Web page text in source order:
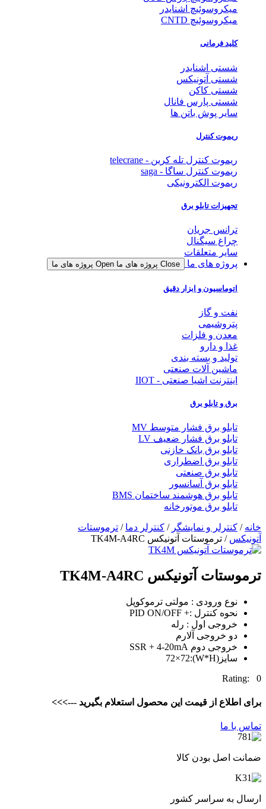
میکروسوئیچ اشنایدر
میکروسوئیچ CNTD
کلید فرمانی
شستی اشنایدر
شستی آتونیکس
شستی کاکن
شستی پارس فانال
سایر پوش باتن ها
ریموت کنترل
ریموت کنترل تله کرین - telecrane
ریموت کنترل ساگا - saga
ریموت الکترونیکی
تجهیزات تابلو برق
ترانس جریان
چراغ سیگنال
سایر متعلقات
پروژه های ما
Close پروژه های ما Open پروژه های ما
اتوماسیون و ابزار دقیق
نفت و گاز
پتروشیمی
معدن و فلزات
غذا و دارو
تولید و بسته بندی
ماشین آلات صنعتی
اینترنت اشیا صنعتی - IIOT
برق و تابلو برق
تابلو برق فشار متوسط MV
تابلو برق فشار ضعیف LV
تابلو برق بانک خازنی
تابلو برق اضطراری
تابلو برق صنعتی
تابلو برق آسانسور
تابلو برق هوشمند ساختمان BMS
تابلو برق موتورخانه
خانه / کنترلر و نمایشگر / کنترلر دما / ترموستات
آتونیکس / ترموستات آتونیکس TK4M-A4RC
ترموستات آتونیکس TK4M-A4RC
نوع ورودی : مولتی ترموکوپل
نحوه کنترل :+ PID ON/OFF
خروجی اول : رله
دو خروجی آلارم
خروجی دوم SSR + 4-20mA
سایز(W*H):72×72
Rating: 0
برای اطلاع از قیمت این محصول استعلام بگیرید --->>>
تماس با ما
ضمانت اصل بودن کالا
ارسال به سراسر کشور